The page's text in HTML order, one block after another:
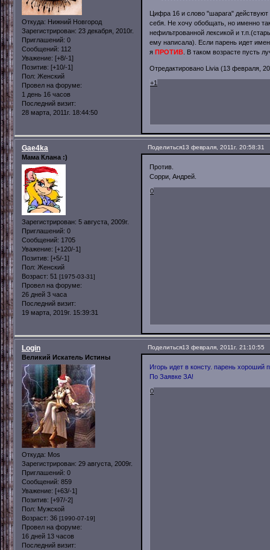
Откуда: Нижний Новгород
Зарегистрирован: 23 декабря, 2010г.
Приглашений: 0
Сообщений: 112
Уважение: [+8/-1]
Позитив: [+10/-1]
Пол: Женский
Провел на форуме:
1 день 16 часов
Последний визит:
28 марта, 2011г. 18:44:50
Цифра 16 и слово "шарага" действуют
себя. Не хочу обобщать, но именно
нефильтрованной лексикой и
ему написала). Если парень идет
я ПРОТИВ . В таком возрасте пусть
Отредактировано Livia (13 февраля,
+1
Поделиться13 февраля, 2011г. 20:58:31
Gae4ka
Мама Клана :)
Зарегистрирован: 5 августа, 2009г.
Приглашений: 0
Сообщений: 1705
Уважение: [+120/-1]
Позитив: [+5/-1]
Пол: Женский
Возраст: 51 [1975-03-31]
Провел на форуме:
26 дней 3 часа
Последний визит:
19 марта, 2019г. 15:39:31
Против.
Сорри, Андрей.
0
Поделиться13 февраля, 2011г. 21:10:55
Login
Великий Искатель Истины
Откуда: Mos
Зарегистрирован: 29 августа, 2009г.
Приглашений: 0
Сообщений: 859
Уважение: [+63/-1]
Позитив: [+97/-2]
Пол: Мужской
Возраст: 36 [1990-07-19]
Провел на форуме:
16 дней 13 часов
Последний визит:
Игорь идет в консту. парень
По Заявке ЗА!
0